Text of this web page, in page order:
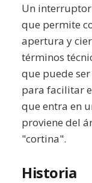
Un
que permite
apertura y
términos
que puede
para facilitar
que entra en
proviene del
"cortina".
Historia